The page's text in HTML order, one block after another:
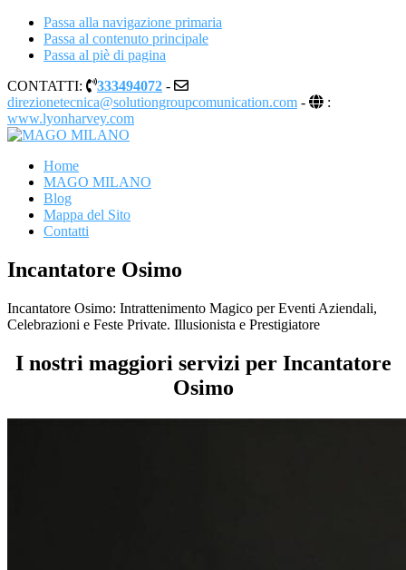
Passa alla navigazione primaria
Passa al contenuto principale
Passa al piè di pagina
CONTATTI:
333494072 -
direzionetecnica@solutiongroupcomunication.com -
:
www.lyonharvey.com
MAGO MILANO
Illusionista a Milano
Home
MAGO MILANO
Blog
Mappa del Sito
Contatti
Incantatore Osimo
Incantatore Osimo: Intrattenimento Magico per Eventi Aziendali,
Celebrazioni e Feste Private. Illusionista e Prestigiatore
I nostri maggiori servizi per Incantatore
Osimo